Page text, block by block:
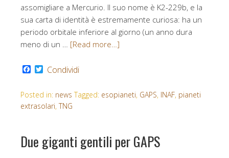
assomigliare a Mercurio. Il suo nome è K2-229b, e la
sua carta di identità è estremamente curiosa: ha un
periodo orbitale inferiore al giorno (un anno dura
meno di un … [Read more…]
Facebook
Twitter
Condividi
Posted in: news Tagged: esopianeti, GAPS, INAF, pianeti
extrasolari,TNG
Due giganti gentili per GAPS